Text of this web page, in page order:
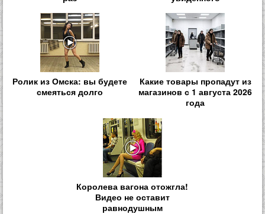
Ролик из Омска: вы будете
смеяться долго
Какие товары пропадут из
магазинов с 1 августа 2026
года
Королева вагона отожгла!
Видео не оставит
равнодушным